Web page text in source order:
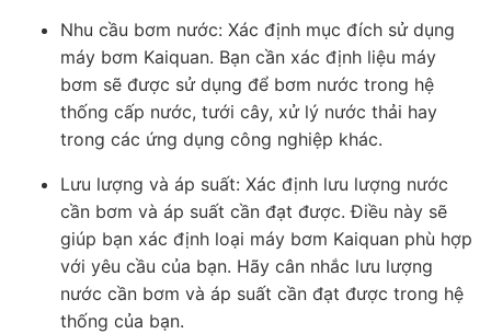
Nhu cầu bơm nước: Xác định mục đích sử dụng
máy bơm Kaiquan. Bạn cần xác định liệu máy
bơm sẽ được sử dụng để bơm nước trong hệ
thống cấp nước, tưới cây, xử lý nước thải hay
trong các ứng dụng công nghiệp khác.
Lưu lượng và áp suất: Xác định lưu lượng nước
cần bơm và áp suất cần đạt được. Điều này sẽ
giúp bạn xác định loại máy bơm Kaiquan phù hợp
với yêu cầu của bạn. Hãy cân nhắc lưu lượng
nước cần bơm và áp suất cần đạt được trong hệ
thống của bạn.